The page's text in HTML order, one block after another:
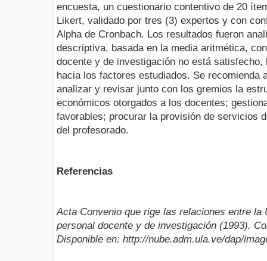
encuesta, un cuestionario contentivo de 20
Likert, validado por tres (3) expertos y con
Alpha de Cronbach. Los resultados fueron
descriptiva, basada en la media aritmética,
docente y de investigación no está
hacia los factores estudiados. Se recomienda
analizar y revisar junto con los gremios la
económicos otorgados a los docentes;
favorables; procurar la provisión de servicios
del profesorado.
Referencias
Acta Convenio que rige las relaciones entre la
personal docente y de investigación (1993).
Disponible en: http://nube.adm.ula.ve/dap/